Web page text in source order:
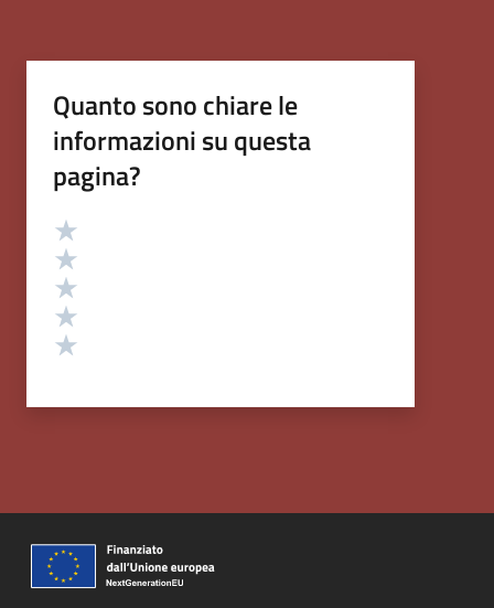
Quanto sono chiare le
informazioni su questa
pagina?
Valutazione